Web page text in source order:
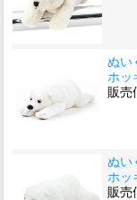
ぬい
ホッ
販売
ぬい
ホッ
販売